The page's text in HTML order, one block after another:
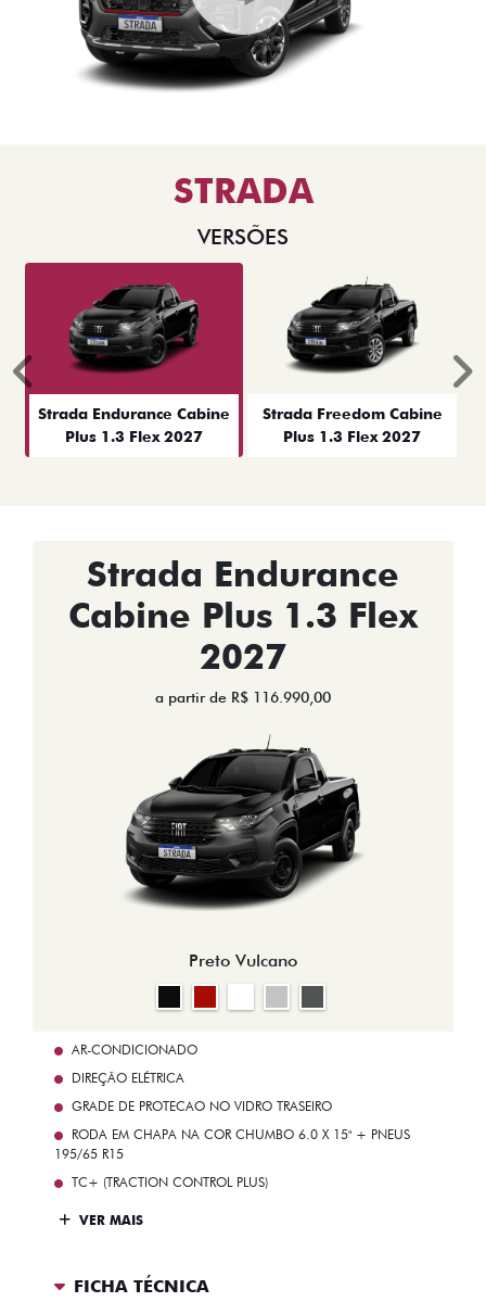
STRADA
VERSÕES
Strada Endurance Cabine
Plus 1.3 Flex 2027
Strada Freedom Cabine
Plus 1.3 Flex 2027
Anterior
Strada Endurance
Cabine Plus 1.3 Flex
2027
a partir de R$ 116.990,00
Preto Vulcano
AR-CONDICIONADO
DIREÇÃO ELÉTRICA
GRADE DE PROTECAO NO VIDRO TRASEIRO
RODA EM CHAPA NA COR CHUMBO 6.0 X 15" + PNEUS
195/65 R15
TC+ (TRACTION CONTROL PLUS)
VER MAIS
FICHA TÉCNICA